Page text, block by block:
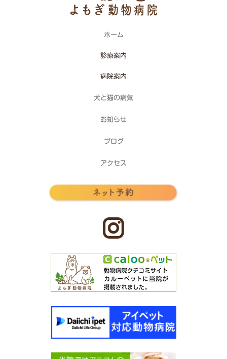
ホーム
診療案内
病院案内
犬と猫の病気
お知らせ
ブログ
アクセス